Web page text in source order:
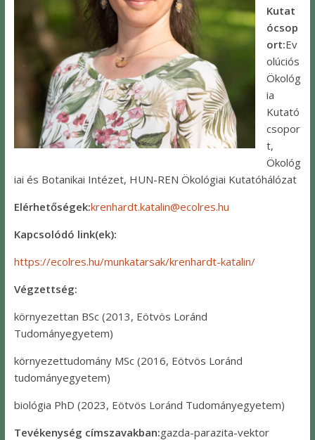
Kutat
ócsop
ort:Ev
olúciós
Ökológ
ia
Kutató
csopor
t,
Ökológ
iai és Botanikai Intézet, HUN-REN Ökológiai Kutatóhálózat
Elérhetőségek:krenhardt.katalin@ecolres.hu
Kapcsolódó link(ek):
https://ecolres.hu/munkatarsak/krenhardt-katalin/
Végzettség:
környezettan BSc (2013, Eötvös Loránd
Tudományegyetem)
környezettudomány MSc (2016, Eötvös Loránd
tudományegyetem)
biológia PhD (2023, Eötvös Loránd Tudományegyetem)
Tevékenység címszavakban:gazda-parazita-vektor